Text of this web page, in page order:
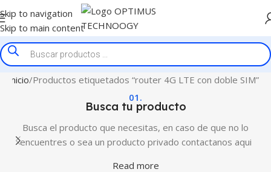
Skip to navigation
Skip to main content
Inicio Productos etiquetados “router 4G LTE con doble SIM”
01.
Busca tu producto
Busca el producto que necesitas, en caso de que no lo
encuentres o sea un producto privado contactanos aqui
Read more